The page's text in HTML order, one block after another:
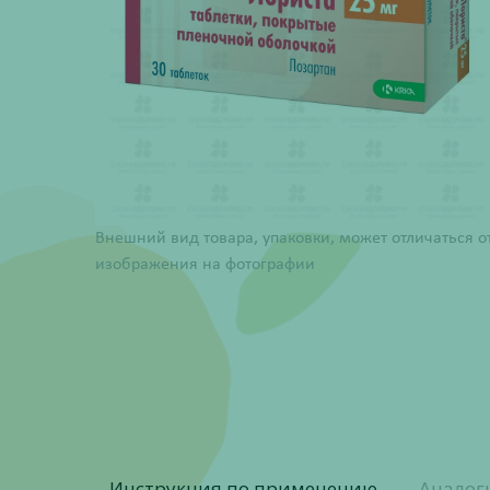
Внешний вид товара, упаковки, может отличаться
изображения на фотографии